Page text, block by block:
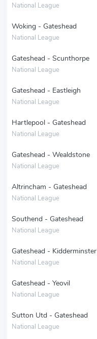
National League
Woking - Gateshead
National League
Gateshead - Scunthorpe
National League
Gateshead - Eastleigh
National League
Hartlepool - Gateshead
National League
Gateshead - Wealdstone
National League
Altrincham - Gateshead
National League
Southend - Gateshead
National League
Gateshead - Kidderminster
National League
Gateshead - Yeovil
National League
Sutton Utd - Gateshead
National League